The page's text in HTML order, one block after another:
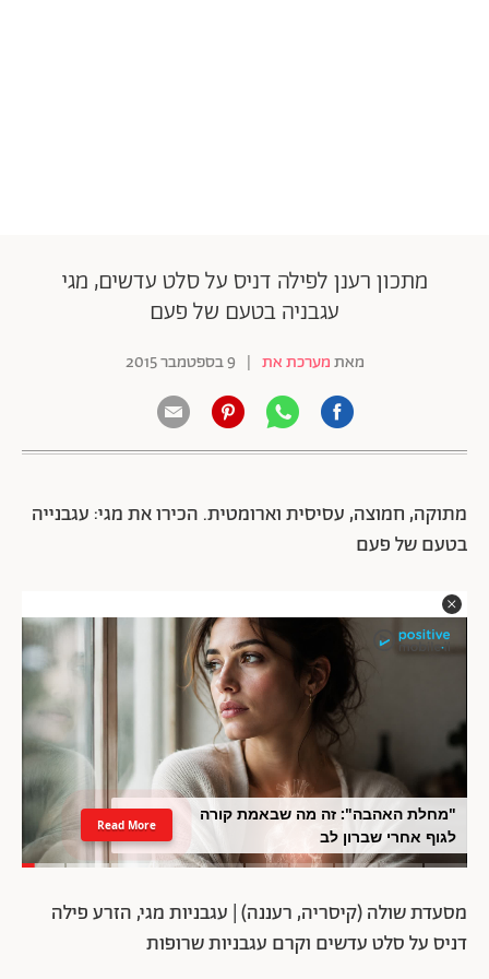
מתכון רענן לפילה דניס על סלט עדשים, מגי
עגבניה בטעם של פעם
מאתמערכת את | 9 בספטמבר 2015
מתוקה, חמוצה, עסיסית וארומטית. הכירו את מגי: עגבנייה
בטעם של פעם
"מחלת האהבה": זה מה שבאמת קורה
לגוף אחרי שברון לב
Read More
מסעדת שולה (קיסריה, רעננה) | עגבניות מגי, הזרע פילה
דניס על סלט עדשים וקרם עגבניות שרופות